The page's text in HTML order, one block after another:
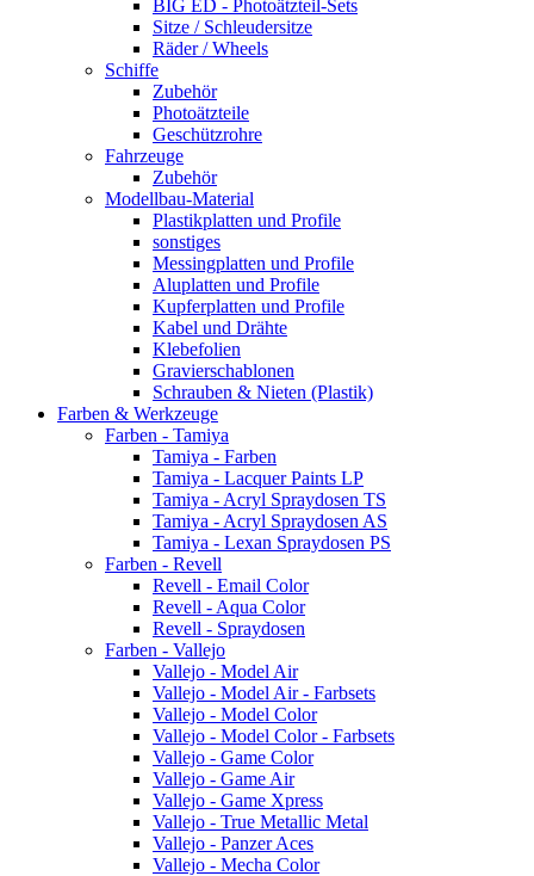
BIG ED - Photoätzteil-Sets
Sitze / Schleudersitze
Räder / Wheels
Schiffe
Zubehör
Photoätzteile
Geschützrohre
Fahrzeuge
Zubehör
Modellbau-Material
Plastikplatten und Profile
sonstiges
Messingplatten und Profile
Aluplatten und Profile
Kupferplatten und Profile
Kabel und Drähte
Klebefolien
Gravierschablonen
Schrauben & Nieten (Plastik)
Farben & Werkzeuge
Farben - Tamiya
Tamiya - Farben
Tamiya - Lacquer Paints LP
Tamiya - Acryl Spraydosen TS
Tamiya - Acryl Spraydosen AS
Tamiya - Lexan Spraydosen PS
Farben - Revell
Revell - Email Color
Revell - Aqua Color
Revell - Spraydosen
Farben - Vallejo
Vallejo - Model Air
Vallejo - Model Air - Farbsets
Vallejo - Model Color
Vallejo - Model Color - Farbsets
Vallejo - Game Color
Vallejo - Game Air
Vallejo - Game Xpress
Vallejo - True Metallic Metal
Vallejo - Panzer Aces
Vallejo - Mecha Color